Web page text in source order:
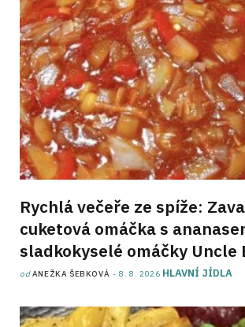
Rychlá večeře ze spíže:
cuketová omáčka s
sladkokyselé omáčky Uncle
odANEŽKA ŠEBKOVÁ 8. 8. 2026 HLAVNÍ JÍDLA